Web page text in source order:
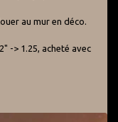
au mur en déco.
-> 1.25, acheté avec